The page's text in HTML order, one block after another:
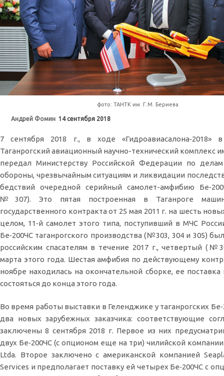
фото: ТАНТК им. Г.М. Бериева
Андрей Фомин 14 сентября 2018
7 сентября 2018 г., в ходе «Гидроавиасалона‑2018»
Таганрогский авиационный научно-технический комплекс
передал Министерству Российской Федерации по
обороны, чрезвычайным ситуациям и ликвидации
бедствий очередной серийный самолет-амфибию
№307). Это пятая построенная в Таганроге
государственного контракта от 25 мая 2011 г. на шесть
целом, 11‑й самолет этого типа, поступивший в МЧС
Бе‑200ЧС таганрогского производства (№303, 304 и 305)
российским спасателям в течение 2017 г., четвертый
марта этого года. Шестая амфибия по действующему
ноябре находилась на окончательной сборке, ее
состояться до конца этого года.
Во время работы выставки в Геленджике у таганрогских
два новых зарубежных заказчика: соответствующие
заключены 8 сентября 2018 г. Первое из них
двух Бе‑200ЧС (с опционом еще на три) чилийской
Ltda. Второе заключено с американской компанией
Services и предполагает поставку ей четырех Бе‑200ЧС с